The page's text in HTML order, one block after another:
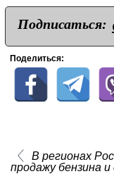
Подписаться:
Поделиться:
В регионах
продажу бензина и